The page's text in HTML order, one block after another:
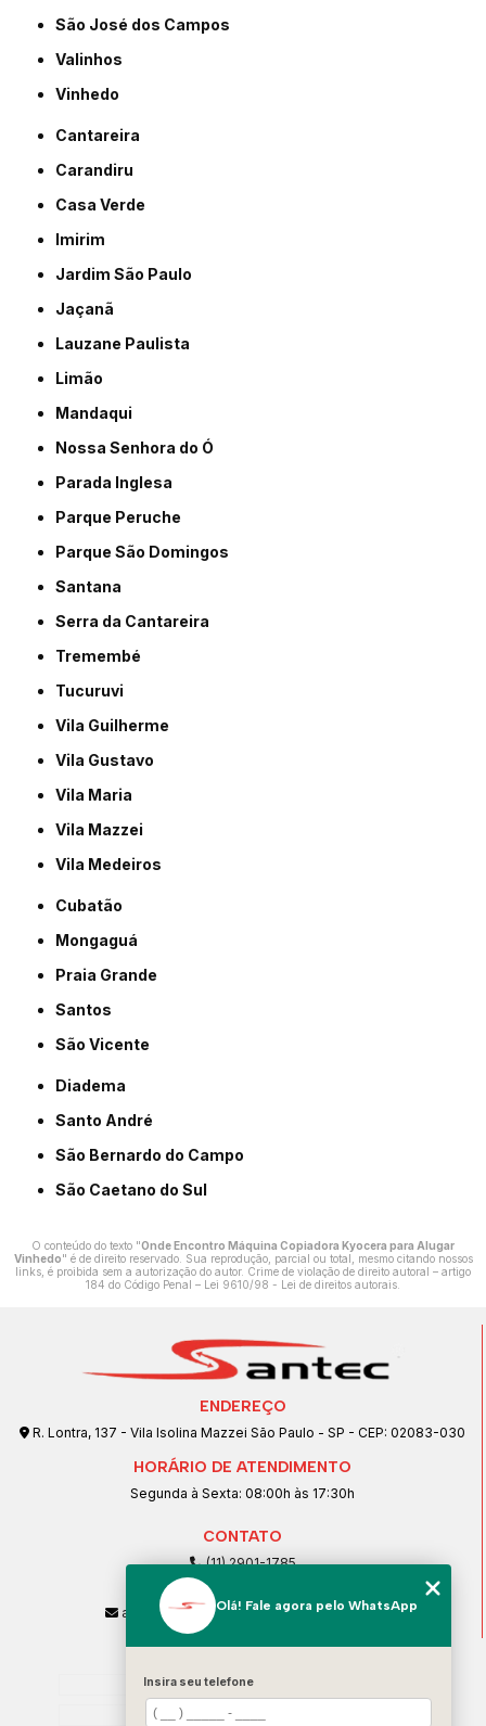
São José dos Campos
Valinhos
Vinhedo
Cantareira
Carandiru
Casa Verde
Imirim
Jardim São Paulo
Jaçanã
Lauzane Paulista
Limão
Mandaqui
Nossa Senhora do Ó
Parada Inglesa
Parque Peruche
Parque São Domingos
Santana
Serra da Cantareira
Tremembé
Tucuruvi
Vila Guilherme
Vila Gustavo
Vila Maria
Vila Mazzei
Vila Medeiros
Cubatão
Mongaguá
Praia Grande
Santos
São Vicente
Diadema
Santo André
São Bernardo do Campo
São Caetano do Sul
O conteúdo do texto "Onde Encontro Máquina Copiadora Kyocera para Alugar
Vinhedo" é de direito reservado. Sua reprodução, parcial ou total, mesmo citando nossos
links, é proibida sem a autorização do autor. Crime de violação de direito autoral – artigo
184 do Código Penal – Lei 9610/98 - Lei de direitos autorais
ENDEREÇO
R. Lontra, 137 - Vila Isolina Mazzei São Paulo - SP - CEP: 02083-030
HORÁRIO DE ATENDIMENTO
Segunda à Sexta: 08:00h às 17:30h
CONTATO
(11) 2901-1785
(11) 99239-1832
atendimento@santeccopiadoras.com.br
Home
Empresa
Olá! Fale agora pelo WhatsApp
Insira seu telefone